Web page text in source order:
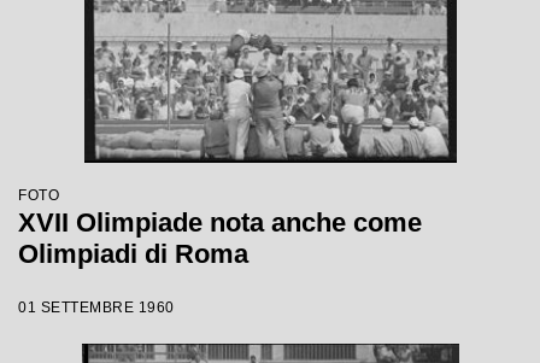
FOTO
XVII Olimpiade nota anche come
Olimpiadi di Roma
01 SETTEMBRE 1960